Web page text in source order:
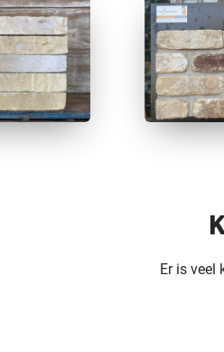
Er is veel